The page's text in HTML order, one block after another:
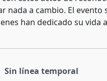
nada a cambio. El
han dedicado su vida
Sin línea temporal